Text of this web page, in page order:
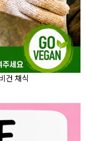
건 채식